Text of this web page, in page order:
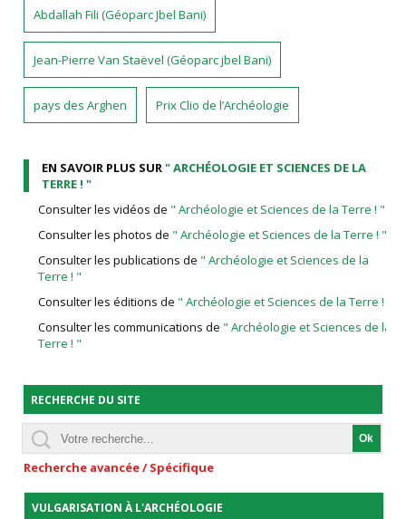
Abdallah Fili (Géoparc Jbel Bani)
Jean-Pierre Van Staëvel (Géoparc jbel Bani)
pays des Arghen Prix Clio de l’Archéologie
EN SAVOIR PLUS SUR" ARCHÉOLOGIE ET SCIENCES DE LA
TERRE ! "
Consulter les vidéos de " Archéologie et Sciences de la Terre ! "
Consulter les photos de " Archéologie et Sciences de la Terre ! "
Consulter les publications de " Archéologie et Sciences de la
Terre ! "
Consulter les éditions de " Archéologie et Sciences de la Terre ! "
Consulter les communications de " Archéologie et Sciences de la
Terre ! "
RECHERCHE DU SITE
Recherche avancée / Spécifique
VULGARISATION À L'ARCHÉOLOGIE